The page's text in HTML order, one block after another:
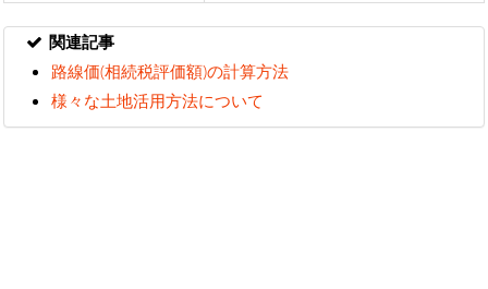
関連記事
路線価(相続税評価額)の計算方法
様々な土地活用方法について